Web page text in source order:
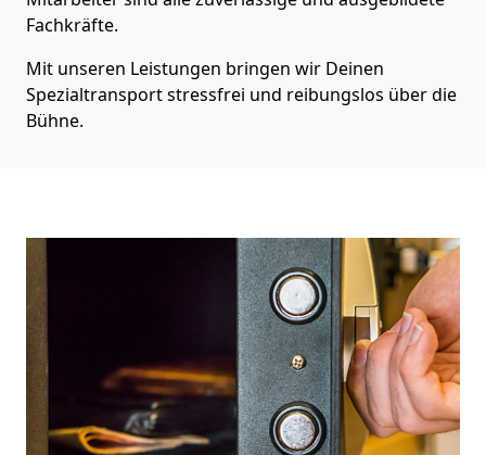
Fachkräfte.
Mit unseren Leistungen bringen wir Deinen
Spezialtransport stressfrei und reibungslos über die
Bühne.